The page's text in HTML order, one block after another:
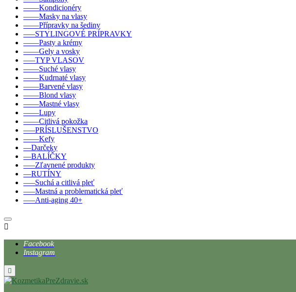
––––Kondicionéry
––––Masky na vlasy
––––Přípravky na šediny
–––STYLINGOVÉ PRÍPRAVKY
––––Pasty a krémy
––––Gely a vosky
–––TYP VLASOV
––––Suché vlasy
––––Kudrnaté vlasy
––––Barvené vlasy
––––Blond vlasy
––––Mastné vlasy
––––Lupy
––––Citlivá pokožka
–––PRÍSLUŠENSTVO
––––Kefy
––Darčeky
––BALÍČKY
–––Zľavnené produkty
––RUTÍNY
–––Suchá a citlivá pleť
–––Mastná a problematická pleť
–––Anti-aging 40+

Facebook
Instagram
